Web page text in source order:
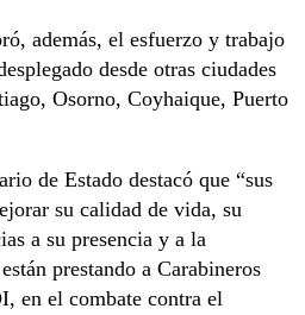
además, el esfuerzo y trabajo
desde otras ciudades
Osorno, Coyhaique, Puerto
de Estado destacó que “sus
su calidad de vida, su
a su presencia y a la
prestando a Carabineros
en el combate contra el